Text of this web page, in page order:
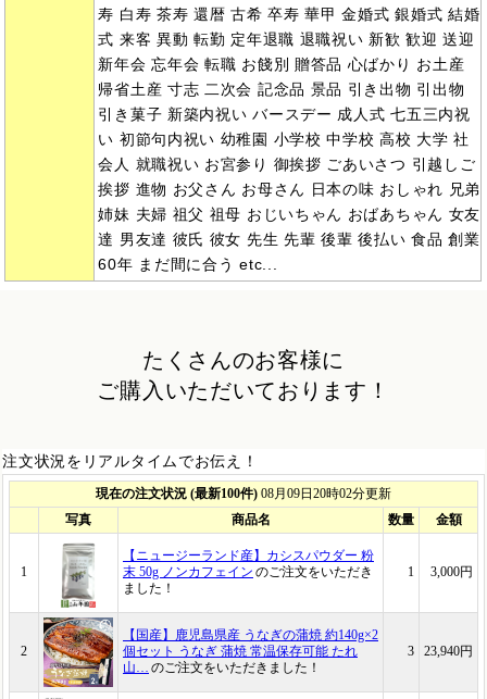
寿 白寿 茶寿 還暦 古希 卒寿 華甲 金婚式 銀婚式 結婚
式 来客 異動 転勤 定年退職 退職祝い 新歓 歓迎 送迎
新年会 忘年会 転職 お餞別 贈答品 心ばかり お土産
帰省土産 寸志 二次会 記念品 景品 引き出物 引出物
引き菓子 新築内祝い バースデー 成人式 七五三内祝
い 初節句内祝い 幼稚園 小学校 中学校 高校 大学 社
会人 就職祝い お宮参り 御挨拶 ごあいさつ 引越しご
挨拶 進物 お父さん お母さん 日本の味 おしゃれ 兄弟
姉妹 夫婦 祖父 祖母 おじいちゃん おばあちゃん 女友
達 男友達 彼氏 彼女 先生 先輩 後輩 後払い 食品 創業
60年 まだ間に合う etc...
たくさんのお客様に
ご購入いただいております！
注文状況をリアルタイムでお伝え！